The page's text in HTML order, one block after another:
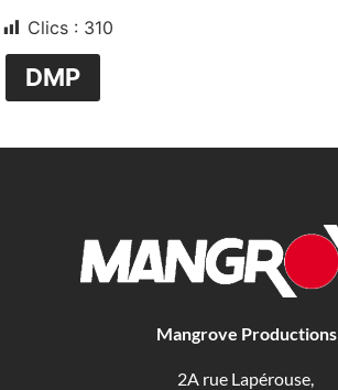
Clics : 310
DMP
Mangrove Productions
2A rue Lapérouse,